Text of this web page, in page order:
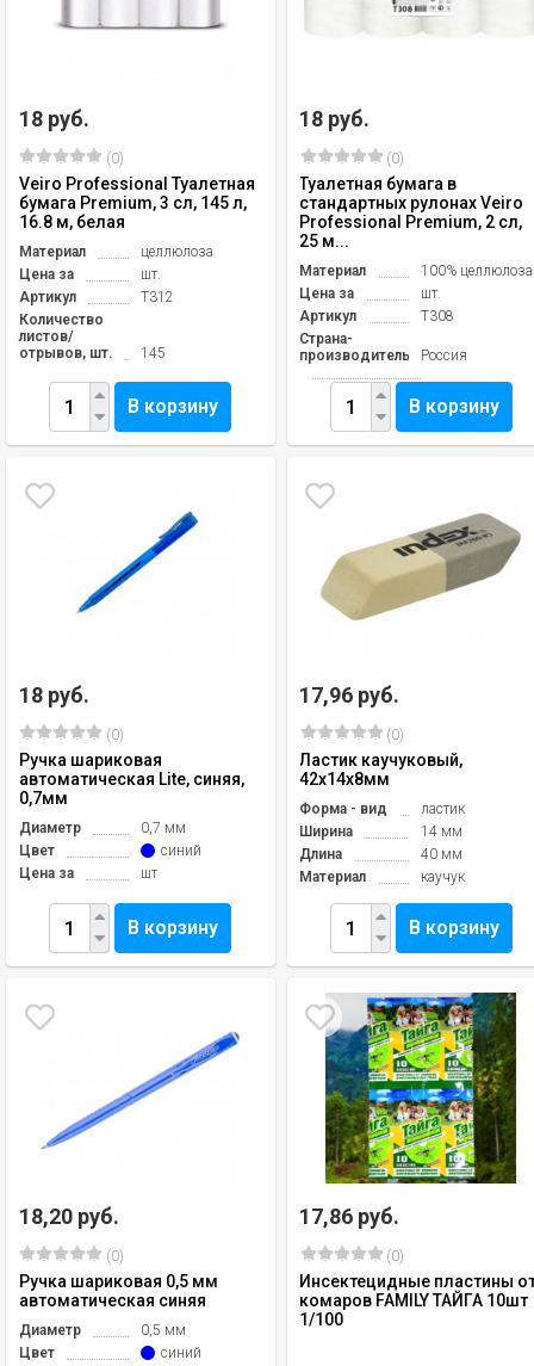
18 руб.
(0)
Veiro Professional Туалетная
бумага Premium, 3 сл, 145 л,
16.8 м, белая
Материал
целлюлоза
Цена за
шт.
Артикул
Т312
Количество
листов/
отрывов, шт.
145
В корзину
18 руб.
(0)
Туалетная бумага в
стандартных рулонах Veiro
Professional Premium, 2 сл,
25 м...
Материал
100% целлюлоза
Цена за
шт.
Артикул
T308
Страна-
производитель
Россия
В корзину
18 руб.
(0)
Ручка шариковая
автоматическая Lite, синяя,
0,7мм
Диаметр
0,7 мм
Цвет
синий
Цена за
шт
В корзину
17,96 руб.
(0)
Ластик каучуковый,
42x14x8мм
Форма - вид
ластик
Ширина
14 мм
Длина
40 мм
Материал
каучук
В корзину
18,20 руб.
(0)
Ручка шариковая 0,5 мм
автоматическая синяя
Диаметр
0,5 мм
Цвет
синий
17,86 руб.
(0)
Инсектецидные пластины
комаров FAMILY ТАЙГА 10шт
1/100